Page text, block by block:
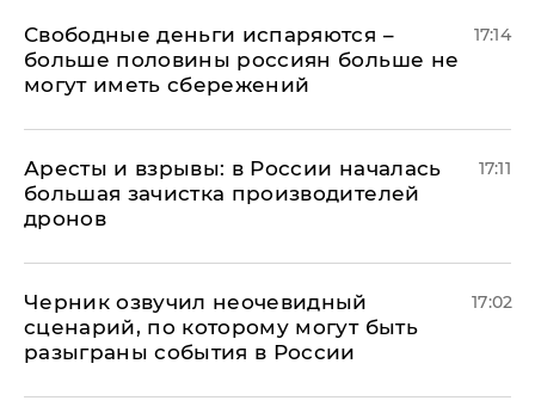
Свободные деньги испаряются –
больше половины россиян больше не
могут иметь сбережений
17:14
Аресты и взрывы: в России началась
большая зачистка производителей
дронов
17:11
Черник озвучил неочевидный
сценарий, по которому могут быть
разыграны события в России
17:02